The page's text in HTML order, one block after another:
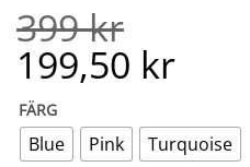
399kr
199,50 kr
FÄRG
Blue Pink Turquoise